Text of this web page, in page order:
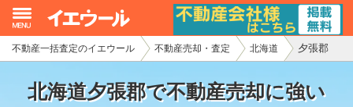
不動産一括査定のイエウール 不動産売却・査定 北海道 夕張郡
北海道夕張郡で不動産売却に強い
イエウール加盟希望の不動産会社様
初めての方へ